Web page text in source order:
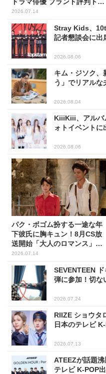
プ5
2026.07.14
Stray Kids、
記者懇談会に出
2026.08.06
キム・ジソク、
う」でリアルな
2026.08.04
KiiiKiii、アルバ
ォトイベントに
2026.08.06
パク・ボゴム扮する一途な年
下彼氏に胸キュン！8月CS放
送開始「大人のロマンス」韓
ドラ6選
2026.07.14
SEVENTEEN
弾に参加！切な
2026.07.24
RIIZE ショウタ
日本のテレビ
2026.07.13
ATEEZが話題
テレビ K-POP